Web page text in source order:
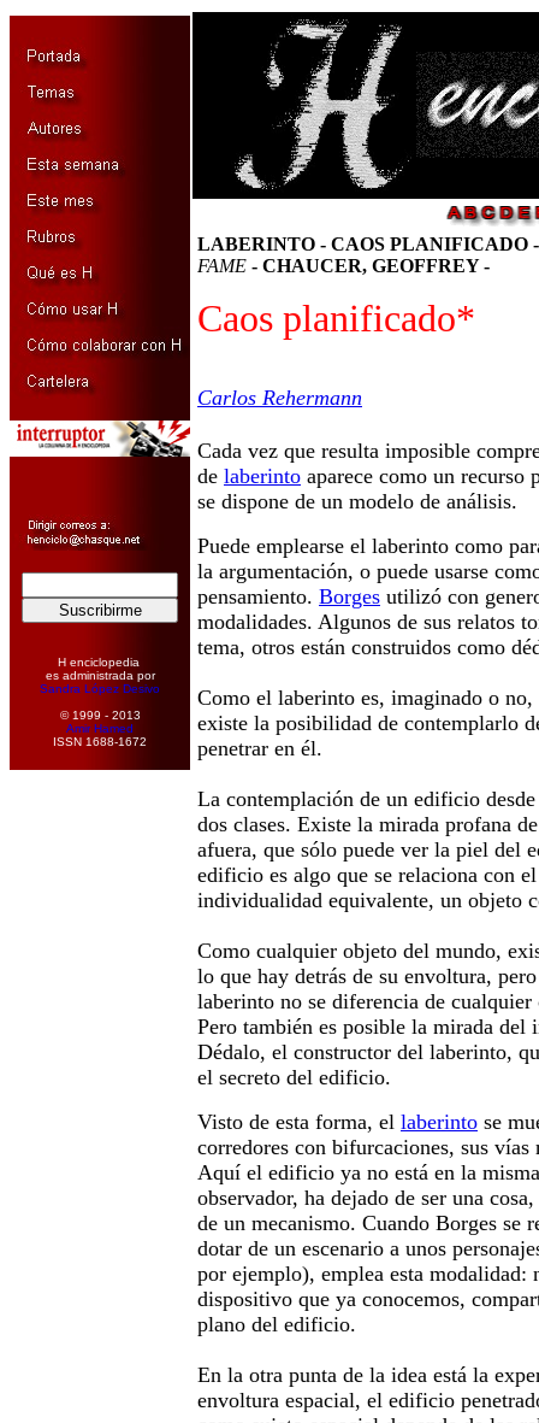
H enciclopedia
es administrada por
Sandra López Desivo
© 1999 - 2013
Amir Hamed
ISSN 1688-1672
LABERINTO - CAOS PLANIFICADO
FAME - CHAUCER, GEOFFREY -
Caos planificado*
Carlos Rehermann
Cada vez que resulta imposible
de laberinto aparece como un recurso
se dispone de un modelo de análisis.
Puede emplearse el laberinto como
la argumentación, o puede usarse
pensamiento. Borges utilizó con
modalidades. Algunos de sus relatos
tema, otros están construidos como
Como el laberinto es, imaginado o no,
existe la posibilidad de contemplarlo
penetrar en él.
La contemplación de un edificio
dos clases. Existe la mirada profana
afuera, que sólo puede ver la piel del
edificio es algo que se relaciona con
individualidad equivalente, un objeto
Como cualquier objeto del mundo,
lo que hay detrás de su envoltura,
laberinto no se diferencia de
Pero también es posible la mirada del
Dédalo, el constructor del laberinto,
el secreto del edificio.
Visto de esta forma, el laberinto se
corredores con bifurcaciones, sus vías
Aquí el edificio ya no está en la
observador, ha dejado de ser una
de un mecanismo. Cuando Borges se
dotar de un escenario a unos
por ejemplo), emplea esta modalidad:
dispositivo que ya conocemos,
plano del edificio.
En la otra punta de la idea está la
envoltura espacial, el edificio